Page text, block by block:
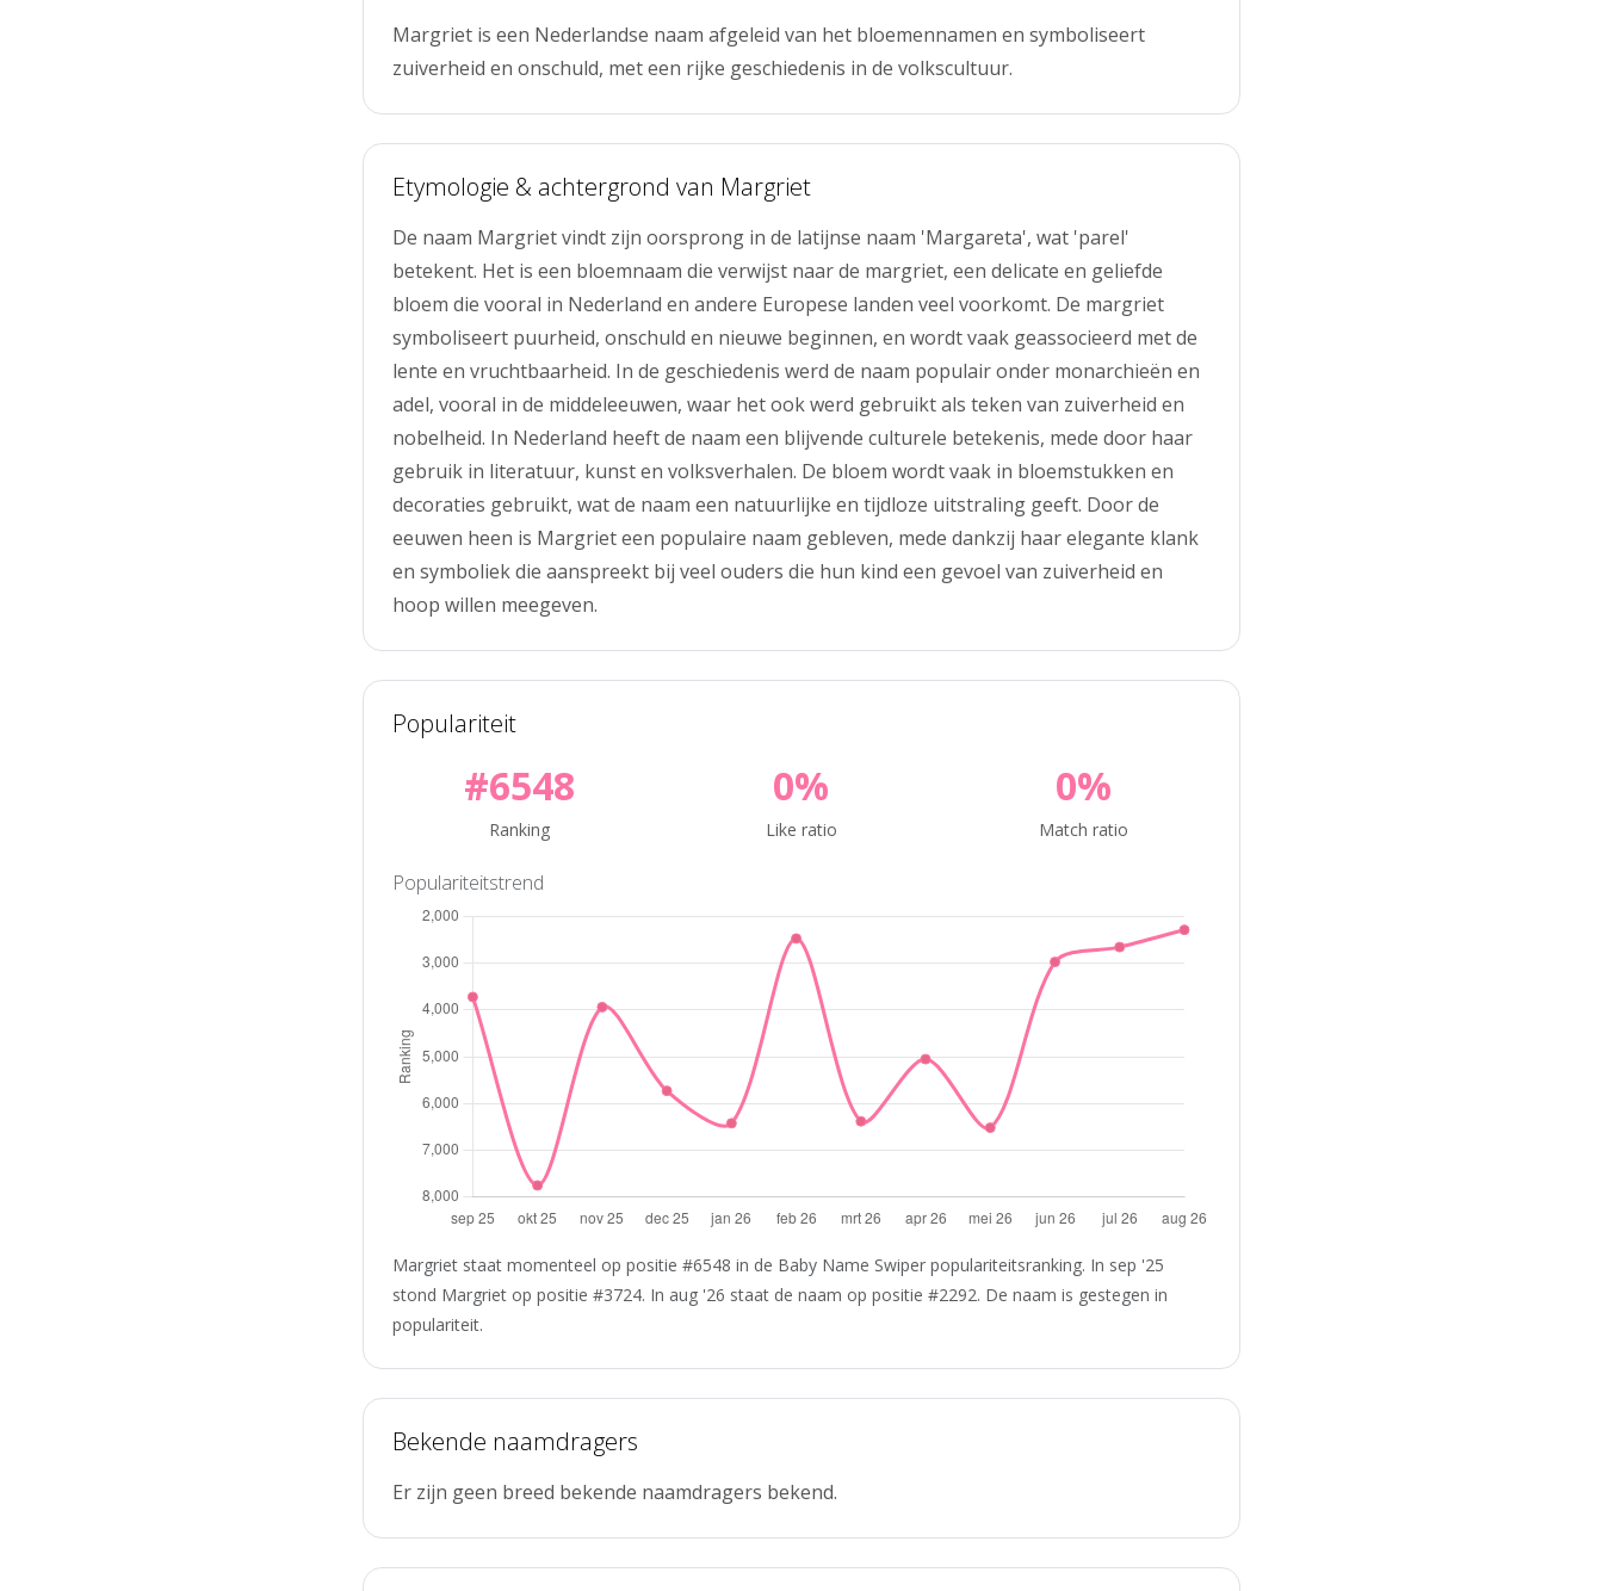
Margriet is een Nederlandse naam afgeleid van het bloemennamen en symboliseert
zuiverheid en onschuld, met een rijke geschiedenis in de volkscultuur.
Etymologie & achtergrond van Margriet
De naam Margriet vindt zijn oorsprong in de latijnse naam 'Margareta', wat 'parel'
betekent. Het is een bloemnaam die verwijst naar de margriet, een delicate en geliefde
bloem die vooral in Nederland en andere Europese landen veel voorkomt. De margriet
symboliseert puurheid, onschuld en nieuwe beginnen, en wordt vaak geassocieerd met de
lente en vruchtbaarheid. In de geschiedenis werd de naam populair onder monarchieën en
adel, vooral in de middeleeuwen, waar het ook werd gebruikt als teken van zuiverheid en
nobelheid. In Nederland heeft de naam een blijvende culturele betekenis, mede door haar
gebruik in literatuur, kunst en volksverhalen. De bloem wordt vaak in bloemstukken en
decoraties gebruikt, wat de naam een natuurlijke en tijdloze uitstraling geeft. Door de
eeuwen heen is Margriet een populaire naam gebleven, mede dankzij haar elegante klank
en symboliek die aanspreekt bij veel ouders die hun kind een gevoel van zuiverheid en
hoop willen meegeven.
Populariteit
#6548
Ranking
0%
Like ratio
0%
Match ratio
Populariteitstrend
Margriet staat momenteel op positie #6548 in de Baby Name Swiper populariteitsranking. In sep '25
stond Margriet op positie #3724. In aug '26 staat de naam op positie #2292. De naam is gestegen in
populariteit.
Bekende naamdragers
Er zijn geen breed bekende naamdragers bekend.